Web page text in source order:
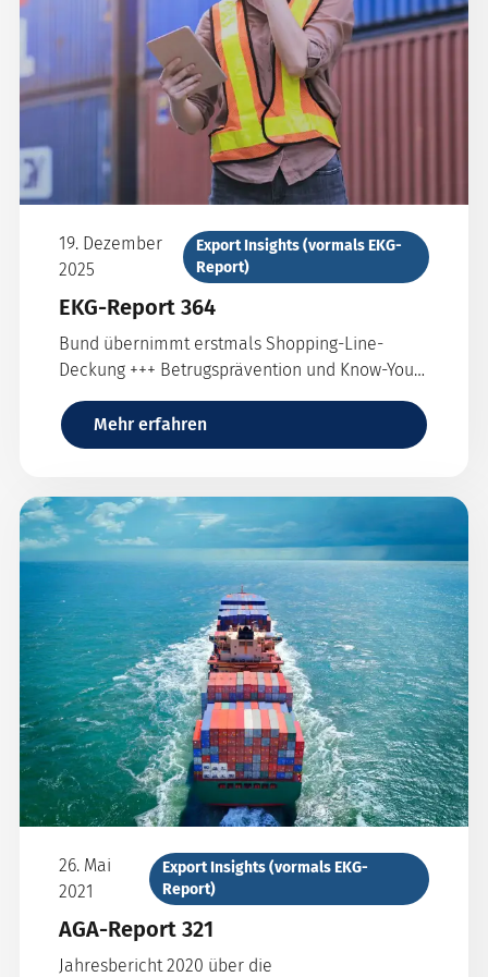
19. Dezember
2025
Export Insights (vormals EKG-
Report)
EKG-Report 364
Bund übernimmt erstmals Shopping-Line-
Deckung +++ Betrugsprävention und Know-Your-
Customer-Prozess angepasst +++ neue OECD-
Länderrisikoeinstufung +++ Webbasierter
Entgeltrechner +++ China: Herausfordernde
Mehr erfahren
26. Mai
2021
Export Insights (vormals EKG-
Report)
AGA-Report 321
Jahresbericht 2020 über die